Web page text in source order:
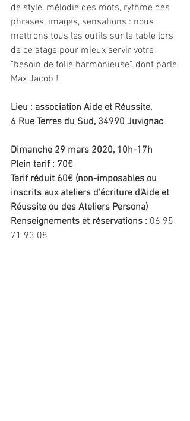
de style, mélodie des mots, rythme des
phrases, images, sensations : nous
mettrons tous les outils sur la table lors
de ce stage pour mieux servir votre
"besoin de folie harmonieuse", dont parle
Max Jacob !
Lieu : association Aide et Réussite,
6 Rue Terres du Sud, 34990 Juvignac
Dimanche 29 mars 2020, 10h-17h
Plein tarif : 70€
Tarif réduit 60€ (non-imposables ou
inscrits aux ateliers d'écriture d'Aide et
Réussite ou des Ateliers Persona)
Renseignements et réservations : 06 95
71 93 08